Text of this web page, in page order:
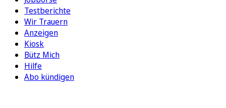
Testberichte
Wir Trauern
Anzeigen
Kiosk
Bütz Mich
Hilfe
Abo kündigen